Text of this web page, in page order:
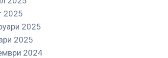
2025
2025
2025
2024